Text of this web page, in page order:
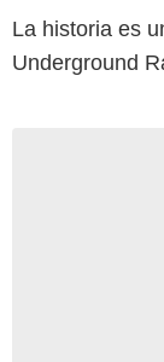
La historia es
Underground